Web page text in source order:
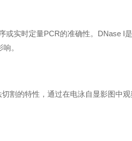
实时定量PCR的准确性。DNase I
。
割的特性，通过在电泳自显影图中观